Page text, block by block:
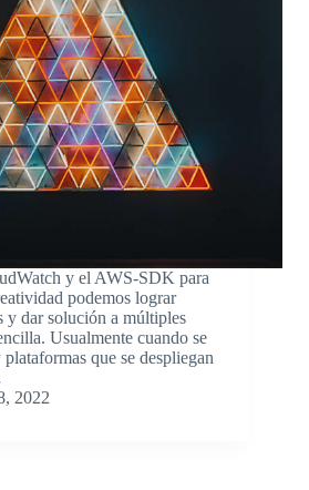
y el AWS-SDK para
podemos lograr
y dar solución a múltiples
Usualmente cuando se
que se despliegan
2022